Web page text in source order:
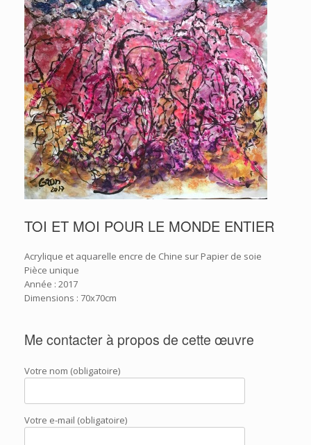
TOI ET MOI POUR LE MONDE ENTIER
Acrylique et aquarelle encre de Chine sur Papier de soie
Pièce unique
Année : 2017
Dimensions : 70x70cm
Me contacter à propos de cette œuvre
Votre nom (obligatoire)
Votre e-mail (obligatoire)